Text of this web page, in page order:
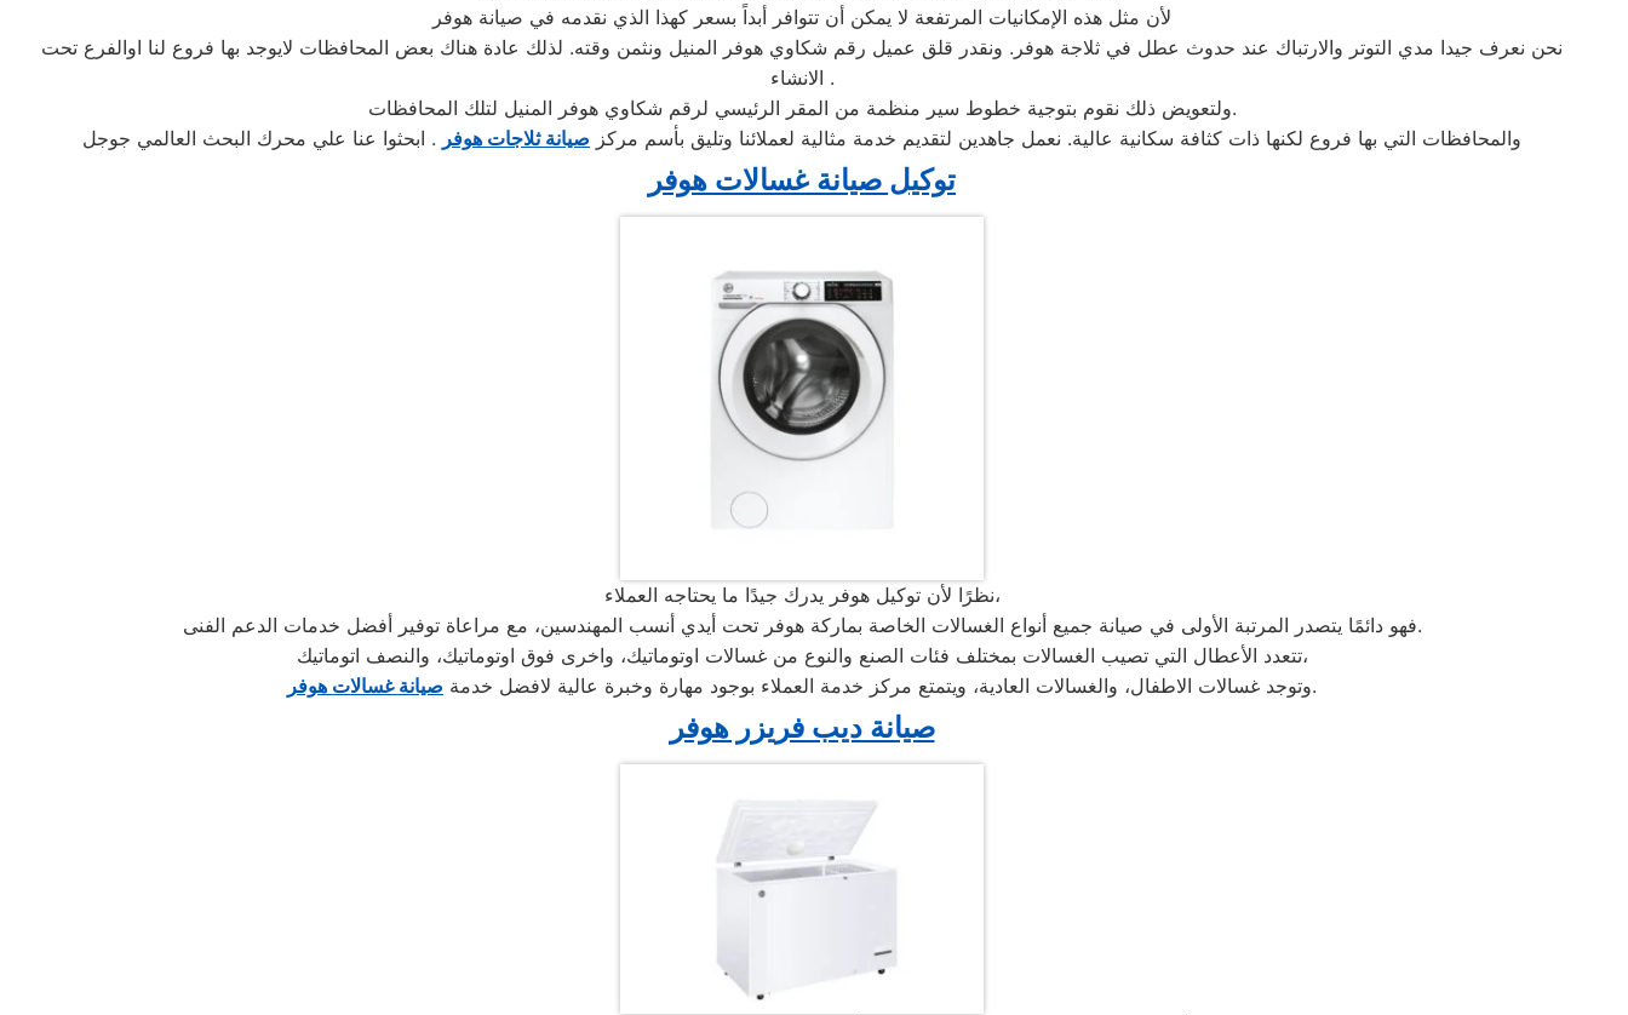
لأن مثل هذه الإمكانيات المرتفعة لا يمكن أن تتوافر أبداً بسعر كهذا الذي نقدمه في صيانة هوفر
نحن نعرف جيدا مدي التوتر والارتباك عند حدوث عطل في ثلاجة هوفر. ونقدر قلق عميل رقم شكاوي هوفر المنيل ونثمن وقته. لذلك عادة هناك بعض المحافظات لايوجد بها فروع لنا اوالفرع تحت
الانشاء .
ولتعويض ذلك نقوم بتوجية خطوط سير منظمة من المقر الرئيسي لرقم شكاوي هوفر المنيل لتلك المحافظات.
والمحافظات التي بها فروع لكنها ذات كثافة سكانية عالية. نعمل جاهدين لتقديم خدمة مثالية لعملائنا وتليق بأسم مركز صيانة ثلاجات هوفر . ابحثوا عنا علي محرك البحث العالمي جوجل
توكيل صيانة غسالات هوفر
نظرًا لأن توكيل هوفر يدرك جيدًا ما يحتاجه العملاء،
فهو دائمًا يتصدر المرتبة الأولى في صيانة جميع أنواع الغسالات الخاصة بماركة هوفر تحت أيدي أنسب المهندسين، مع مراعاة توفير أفضل خدمات الدعم الفنى.
تتعدد الأعطال التي تصيب الغسالات بمختلف فئات الصنع والنوع من غسالات اوتوماتيك، واخرى فوق اوتوماتيك، والنصف اتوماتيك،
وتوجد غسالات الاطفال، والغسالات العادية، ويتمتع مركز خدمة العملاء بوجود مهارة وخبرة عالية لافضل خدمة صيانة غسالات هوفر .
صيانة ديب فريزر هوفر